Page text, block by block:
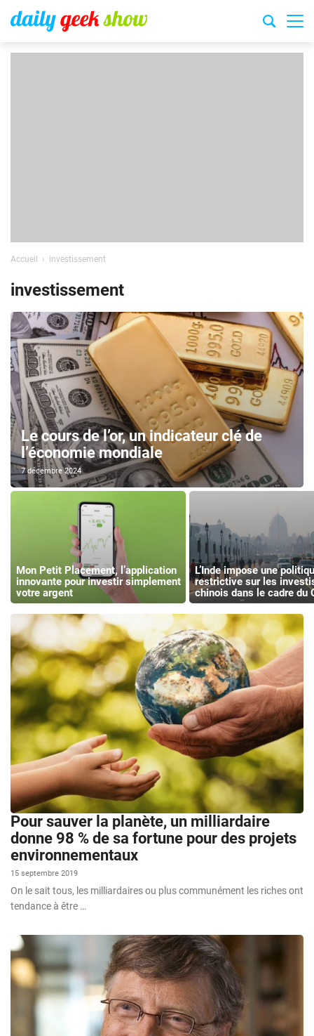
Accueil investissement
investissement
Le cours de l’or, un indicateur clé de
l’économie mondiale
7 décembre 2024
Mon Petit Placement, l’application
innovante pour investir simplement
votre argent
L’Inde impose une
restrictive sur les
chinois dans le cadre du
Pour sauver la planète, un milliardaire
donne 98 % de sa fortune pour des projets
environnementaux
15 septembre 2019
On le sait tous, les milliardaires ou plus communément les riches ont
tendance à être …